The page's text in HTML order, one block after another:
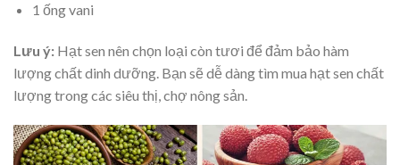
1 ống vani
Lưu ý: Hạt sen nên chọn loại còn tươi để đảm bảo hàm
lượng chất dinh dưỡng. Bạn sẽ dễ dàng tìm mua hạt sen chất
lượng trong các siêu thị, chợ nông sản.